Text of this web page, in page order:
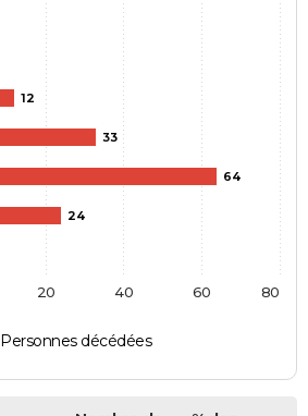
12
33
64
24
Personnes décédées
20 40 60 80